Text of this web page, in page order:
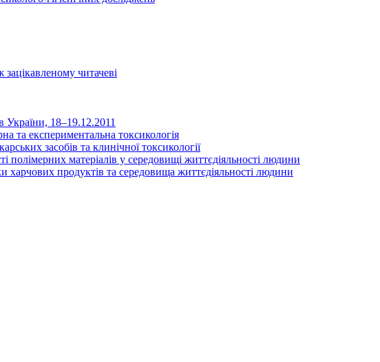
читачеві
України, 18–19.12.2011
та експериментальна токсикологія
засобів та клинічної токсикології
полімерних матеріалів у середовищі життєдіяльності людини
харчових продуктів та середовища життєдіяльності людини